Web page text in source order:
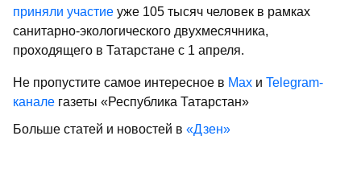
приняли участие уже 105 тысяч человек в рамках
санитарно-экологического двухмесячника,
проходящего в Татарстане с 1 апреля.
Не пропустите самое интересное в Max и Telegram-
канале газеты «Республика Татарстан»
Больше статей и новостей в «Дзен»